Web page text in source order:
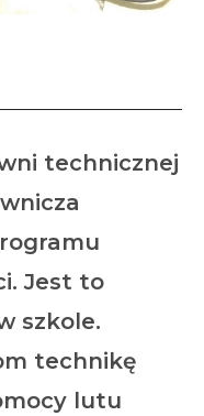
technicznej
Jest to
szkole.
technikę
lutu